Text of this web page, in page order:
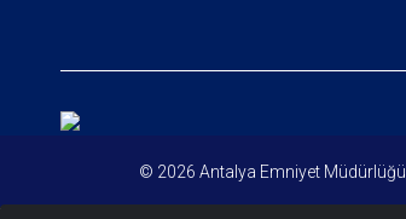
© 2026 Antalya Emniyet Müdürlüğü